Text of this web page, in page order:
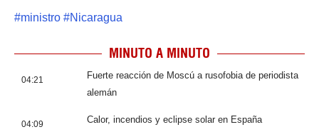
#ministro #Nicaragua
MINUTO A MINUTO
04:21
Fuerte reacción de Moscú a rusofobia de periodista
alemán
04:09 Calor, incendios y eclipse solar en España